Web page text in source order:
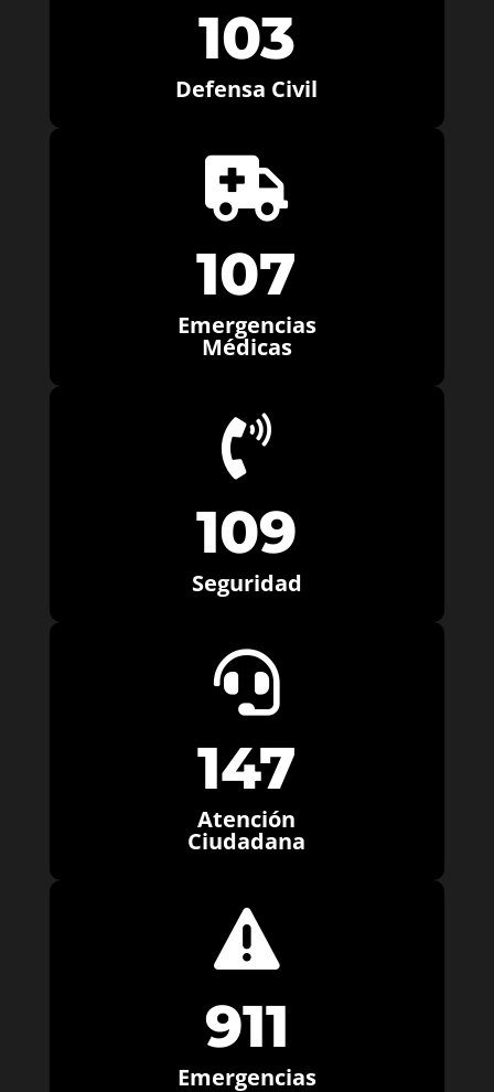
103
Defensa Civil

107
Emergencias
Médicas

109
Seguridad

147
Atención
Ciudadana

911
Emergencias